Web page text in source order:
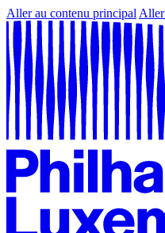
Aller au contenu principal Aller